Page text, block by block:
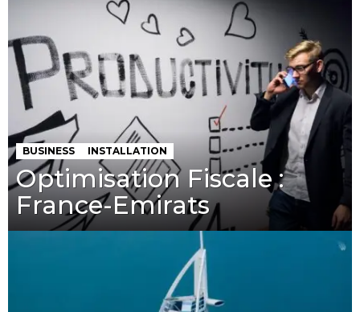
BUSINESS INSTALLATION
Optimisation Fiscale :
France-Emirats